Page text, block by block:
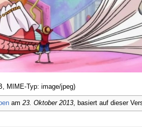
MIME-Typ: image/jpeg)
am23. Oktober 2013 , basiert auf dieser